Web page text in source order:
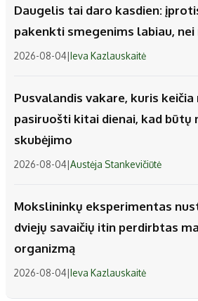
Daugelis tai daro kasdien:
pakenkti smegenims labiau,
2026-08-04|Ieva Kazlauskaitė
Pusvalandis vakare, kuris keičia
pasiruošti kitai dienai, kad būtų
skubėjimo
2026-08-04|Austėja Stankevičiūtė
Mokslininkų eksperimentas
dviejų savaičių itin perdirbtas
organizmą
2026-08-04|Ieva Kazlauskaitė